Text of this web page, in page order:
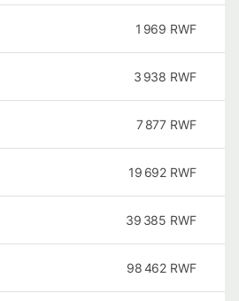
1 969 RWF
3 938 RWF
7 877 RWF
19 692 RWF
39 385 RWF
98 462 RWF